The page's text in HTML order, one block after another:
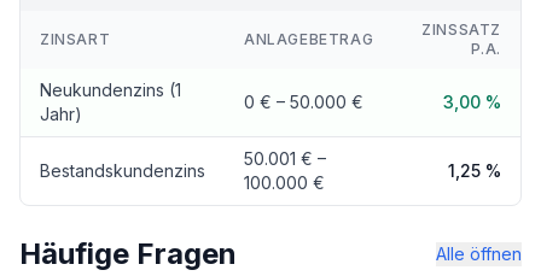
ZINSART ANLAGEBETRAG
ZINSSATZ
P.A.
Neukundenzins (1
Jahr)
0 € – 50.000 € 3,00 %
Bestandskundenzins
50.001 € –
100.000 €
1,25 %
Häufige Fragen Alle öffnen